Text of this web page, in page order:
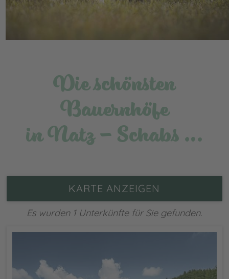
Die schönsten
Bauernhöfe
in Natz - Schabs …
KARTE ANZEIGEN
Es wurden 1 Unterkünfte für Sie gefunden.